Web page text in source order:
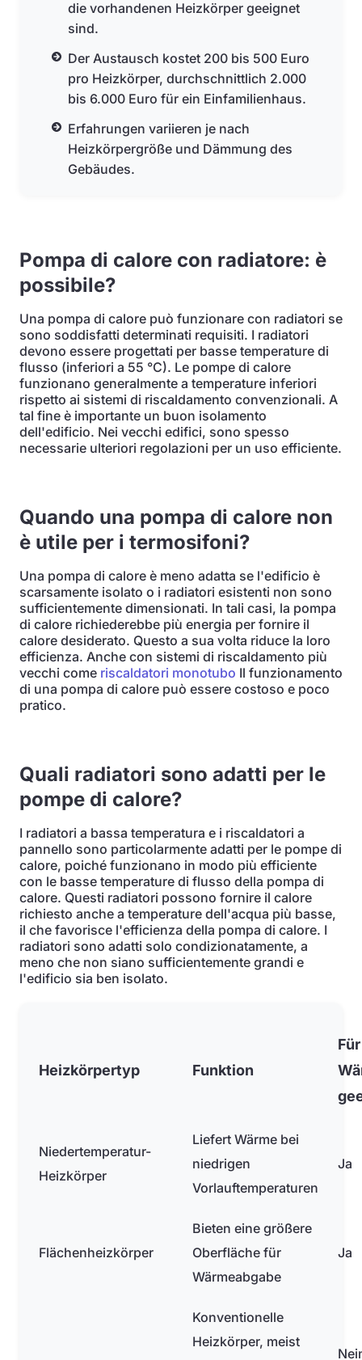
die vorhandenen Heizkörper geeignet
sind.
Der Austausch kostet 200 bis 500 Euro
pro Heizkörper, durchschnittlich 2.000
bis 6.000 Euro für ein Einfamilienhaus.
Erfahrungen variieren je nach
Heizkörpergröße und Dämmung des
Gebäudes.
Pompa di calore con radiatore: è
possibile?
Una pompa di calore può funzionare con radiatori se
sono soddisfatti determinati requisiti. I radiatori
devono essere progettati per basse temperature di
flusso (inferiori a 55 °C). Le pompe di calore
funzionano generalmente a temperature inferiori
rispetto ai sistemi di riscaldamento convenzionali. A
tal fine è importante un buon isolamento
dell'edificio. Nei vecchi edifici, sono spesso
necessarie ulteriori regolazioni per un uso efficiente.
Quando una pompa di calore non
è utile per i termosifoni?
Una pompa di calore è meno adatta se l'edificio è
scarsamente isolato o i radiatori esistenti non sono
sufficientemente dimensionati. In tali casi, la pompa
di calore richiederebbe più energia per fornire il
calore desiderato. Questo a sua volta riduce la loro
efficienza. Anche con sistemi di riscaldamento più
vecchi come riscaldatori monotubo Il funzionamento
di una pompa di calore può essere costoso e poco
pratico.
Quali radiatori sono adatti per le
pompe di calore?
I radiatori a bassa temperatura e i riscaldatori a
pannello sono particolarmente adatti per le pompe di
calore, poiché funzionano in modo più efficiente
con le basse temperature di flusso della pompa di
calore. Questi radiatori possono fornire il calore
richiesto anche a temperature dell'acqua più basse,
il che favorisce l'efficienza della pompa di calore. I
radiatori sono adatti solo condizionatamente, a
meno che non siano sufficientemente grandi e
l'edificio sia ben isolato.
Heizkörpertyp Funktion
Für
Niedertemperatur-
Heizkörper
Liefert Wärme bei
niedrigen
Vorlauftemperaturen
Ja
Flächenheizkörper
Bieten eine größere
Oberfläche für
Wärmeabgabe
Ja
Konventionelle
Heizkörper, meist